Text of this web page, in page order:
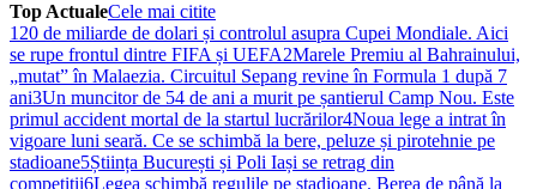
Top ActualeCele mai citite
1 20 de miliarde de dolari și controlul asupra Cupei Mondiale. Aici
se rupe frontul dintre FIFA și UEFA2Marele Premiu al Bahrainului,
„mutat” în Malaezia. Circuitul Sepang revine în Formula 1 după 7
ani3Un muncitor de 54 de ani a murit pe șantierul Camp Nou. Este
primul accident mortal de la startul lucrărilor4Noua lege a intrat în
vigoare luni seară. Ce se schimbă la bere, peluze și pirotehnie pe
stadioane5Știința București și Poli Iași se retrag din
competiții6Legea schimbă regulile pe stadioane. Berea de până la